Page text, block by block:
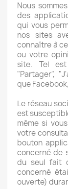
Nous
des
qui vous
nos sites
connaître à
ou votre
site. Tel
"Partager",
que
Le réseau
est
même si
votre
bouton
concerné de
du seul fait
concerné
ouverte)